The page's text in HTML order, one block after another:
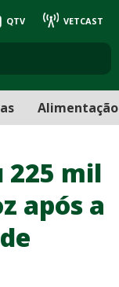
QTV VETCAST
Alimentação
225 mil
após a